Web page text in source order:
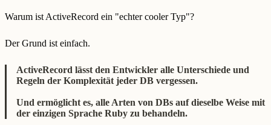
Warum ist ActiveRecord ein "echter cooler Typ"?
Der Grund ist einfach.
ActiveRecord lässt den Entwickler alle Unterschiede und
Regeln der Komplexität jeder DB vergessen.
Und ermöglicht es, alle Arten von DBs auf dieselbe Weise mit
der einzigen Sprache Ruby zu behandeln.